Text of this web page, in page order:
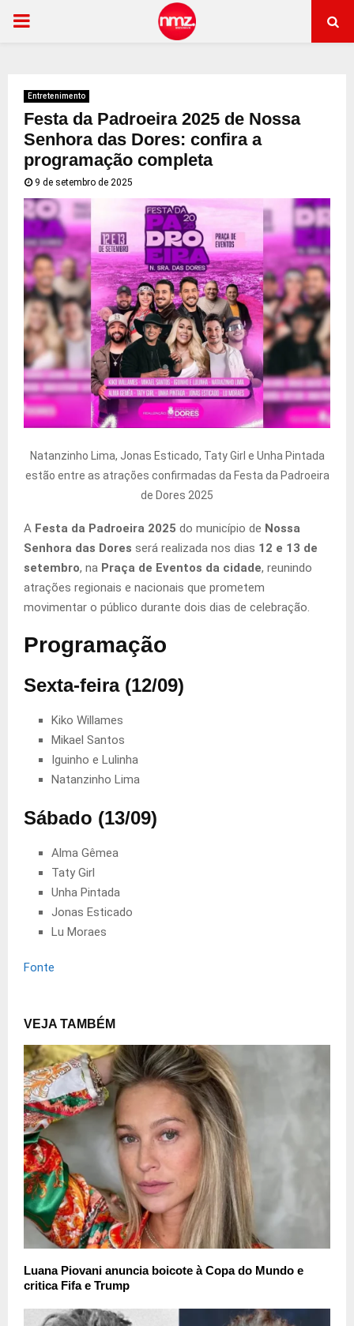
PRIMARY
Entretenimento
Festa da Padroeira 2025 de Nossa
Senhora das Dores: confira a
programação completa
9 de setembro de 2025
Natanzinho Lima, Jonas Esticado, Taty Girl e Unha Pintada
estão entre as atrações confirmadas da Festa da Padroeira
de Dores 2025
A Festa da Padroeira 2025 do município de Nossa
Senhora das Dores será realizada nos dias 12 e 13 de
setembro, na Praça de Eventos da cidade, reunindo
atrações regionais e nacionais que prometem
movimentar o público durante dois dias de celebração.
Programação
Sexta-feira (12/09)
Kiko Willames
Mikael Santos
Iguinho e Lulinha
Natanzinho Lima
Sábado (13/09)
Alma Gêmea
Taty Girl
Unha Pintada
Jonas Esticado
Lu Moraes
Fonte
VEJA TAMBÉM
Luana Piovani anuncia boicote à Copa do Mundo e
critica Fifa e Trump